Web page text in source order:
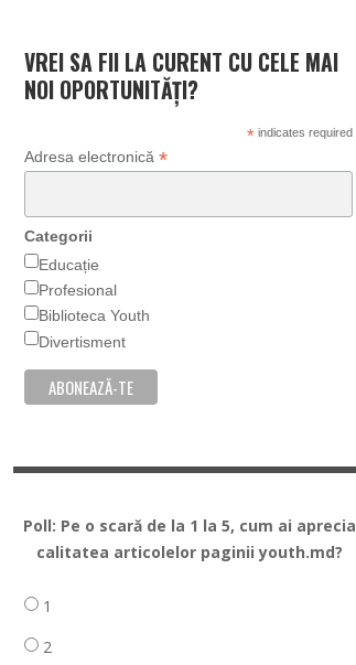
VREI SA FII LA CURENT CU CELE MAI
NOI OPORTUNITĂȚI?
*indicates required
Adresa electronică *
Categorii
Educație
Profesional
Biblioteca Youth
Divertisment
Poll: Pe o scară de la 1 la 5, cum ai aprecia
calitatea articolelor paginii youth.md?
1
2